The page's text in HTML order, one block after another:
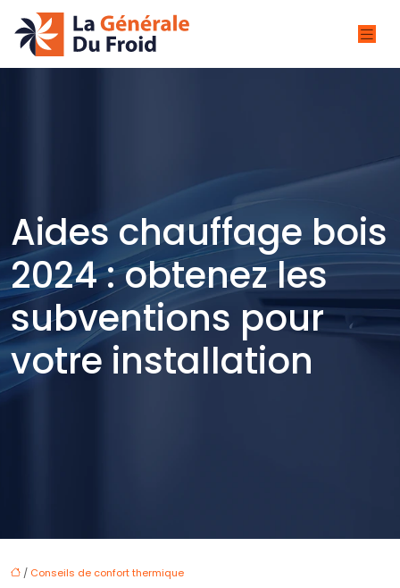
Aides chauffage bois
2024 : obtenez les
subventions pour
votre installation
/ Conseils de confort thermique